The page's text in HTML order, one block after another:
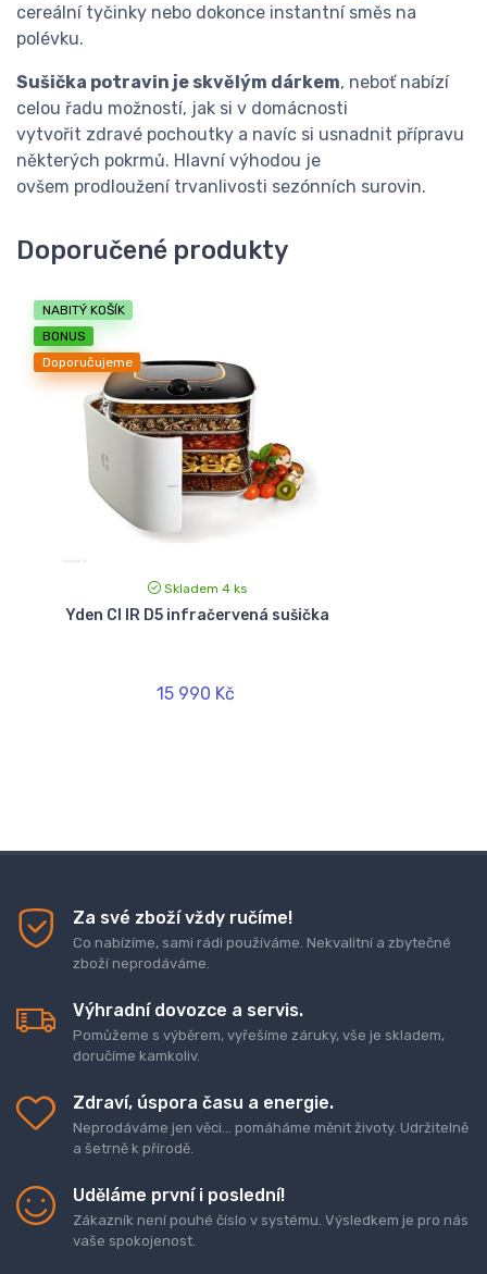
cereální tyčinky nebo dokonce instantní směs na
polévku.
Sušička potravin je skvělým dárkem, neboť nabízí
celou řadu možností, jak si v domácnosti
vytvořit zdravé pochoutky a navíc si usnadnit přípravu
některých pokrmů. Hlavní výhodou je
ovšem prodloužení trvanlivosti sezónních surovin.
Doporučené produkty
NABITÝ KOŠÍK
BONUS
Doporučujeme
Skladem 4 ks
Yden CI IR D5 infračervená sušička
15 990 Kč
Za své zboží vždy ručíme!
Co nabízíme, sami rádi používáme. Nekvalitní a zbytečné
zboží neprodáváme.
Výhradní dovozce a servis.
Pomůžeme s výběrem, vyřešíme záruky, vše je skladem,
doručíme kamkoliv.
Zdraví, úspora času a energie.
Neprodáváme jen věci... pomáháme měnit životy. Udržitelně
a šetrně k přírodě.
Uděláme první i poslední!
Zákazník není pouhé číslo v systému. Výsledkem je pro nás
vaše spokojenost.